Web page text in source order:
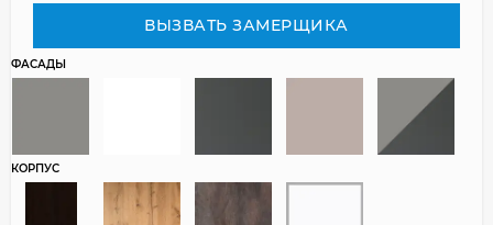
ВЫЗВАТЬ ЗАМЕРЩИКА
ФАСАДЫ
КОРПУС